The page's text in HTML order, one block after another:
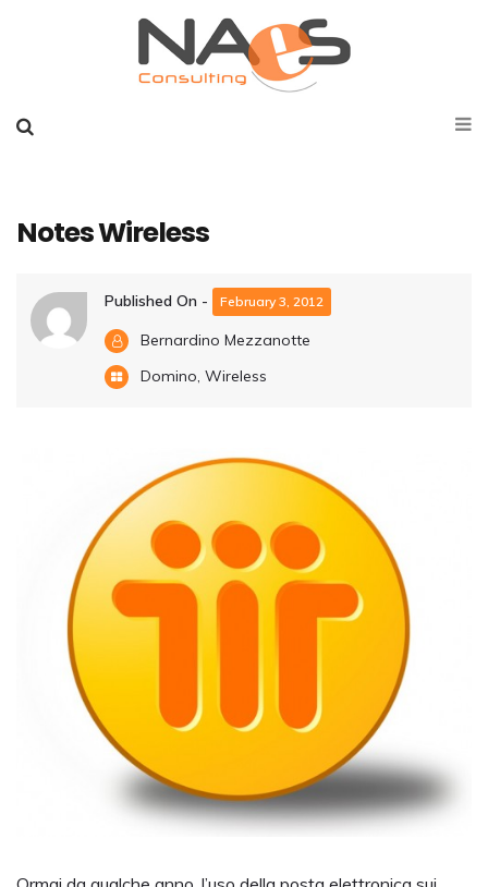
Notes Wireless
Published On - February 3, 2012
Bernardino Mezzanotte
Domino, Wireless